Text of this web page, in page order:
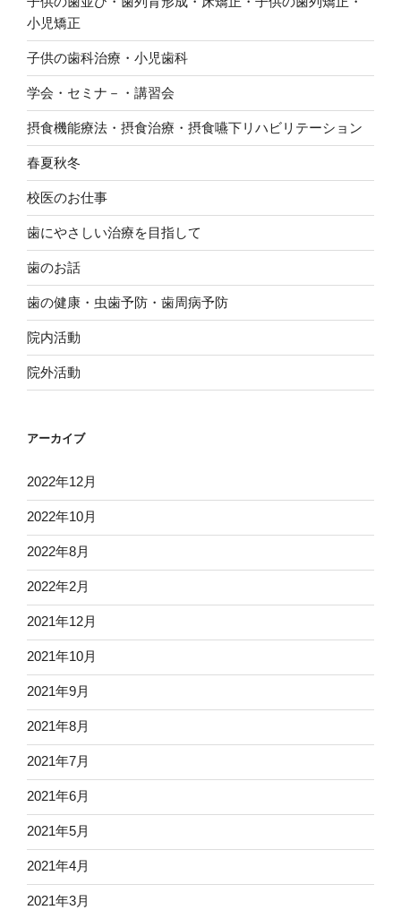
小児矯正
子供の歯科治療・小児歯科
学会・セミナ－・講習会
摂食機能療法・摂食治療・摂食嚥下リハビリテーション
春夏秋冬
校医のお仕事
歯にやさしい治療を目指して
歯のお話
歯の健康・虫歯予防・歯周病予防
院内活動
院外活動
アーカイブ
2022年12月
2022年10月
2022年8月
2022年2月
2021年12月
2021年10月
2021年9月
2021年8月
2021年7月
2021年6月
2021年5月
2021年4月
2021年3月